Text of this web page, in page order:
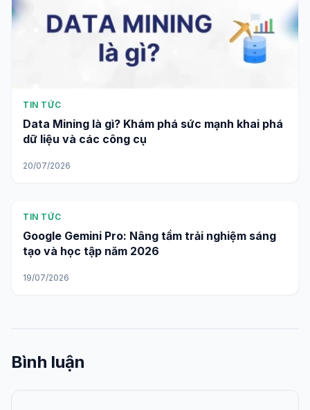
TIN TỨC
Data Mining là gì? Khám phá sức mạnh khai phá
dữ liệu và các công cụ
20/07/2026